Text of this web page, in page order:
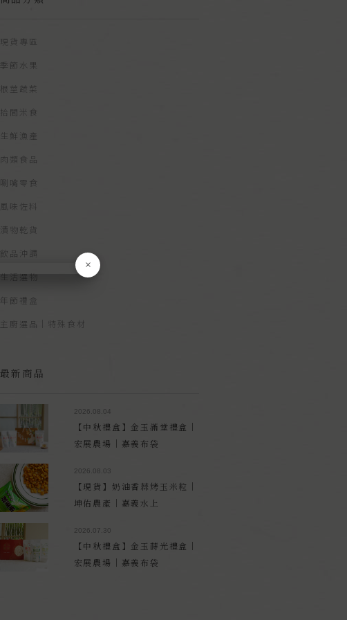
現貨專區
季節水果
根莖蔬菜
拾間米食
生鮮漁產
肉類食品
唰嘴零食
風味佐料
漬物乾貨
飲品沖調
生活選物
年節禮盒
主廚選品｜特殊食材
最新商品
2026.08.04
【中秋禮盒】金玉滿堂禮盒｜
宏展農場｜嘉義布袋
2026.08.03
【現貨】奶油香蒜烤玉米粒｜
坤佑農產｜嘉義水上
2026.07.30
【中秋禮盒】金玉蒔光禮盒｜
宏展農場｜嘉義布袋
×